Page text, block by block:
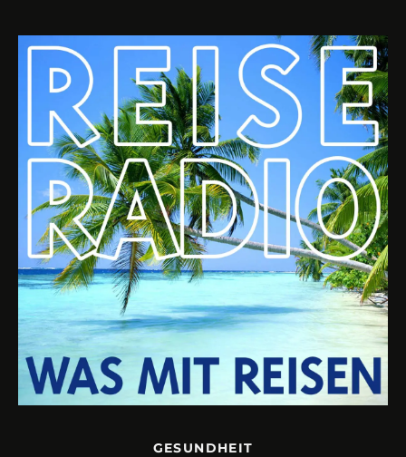
GESUNDHEIT